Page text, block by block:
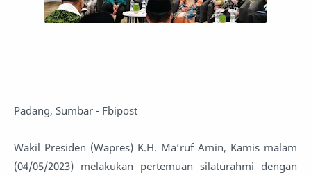
Padang, Sumbar - Fbipost
Wakil Presiden (Wapres) K.H. Ma’ruf Amin, Kamis malam
(04/05/2023) melakukan pertemuan silaturahmi dengan